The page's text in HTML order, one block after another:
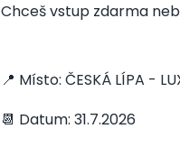
Chceš vstup zdarma
📍 Místo: ČESKÁ LÍPA -
📆 Datum: 31.7.2026